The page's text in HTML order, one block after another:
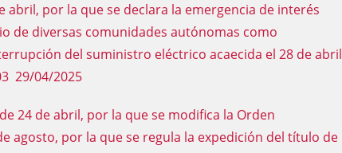
abril, por la que se declara la emergencia de interés
de diversas comunidades autónomas como
del suministro eléctrico acaecida el 28 de abril
29/04/2025
24 de abril, por la que se modifica la Orden
agosto, por la que se regula la expedición del título de